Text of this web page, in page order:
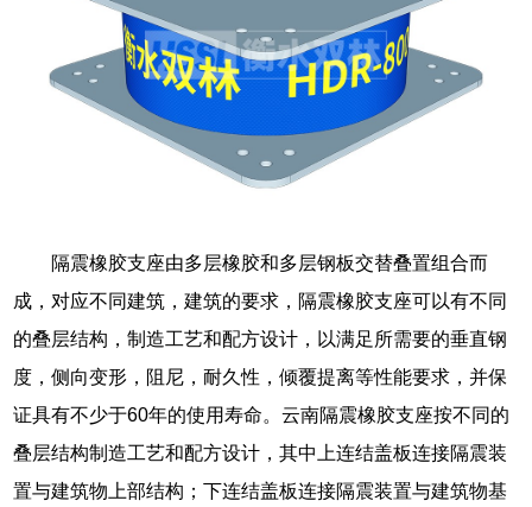
隔震橡胶支座由多层橡胶和多层钢板交替叠置组合而
成，对应不同建筑，建筑的要求，隔震橡胶支座可以有不同
的叠层结构，制造工艺和配方设计，以满足所需要的垂直钢
度，侧向变形，阻尼，耐久性，倾覆提离等性能要求，并保
证具有不少于60年的使用寿命。云南隔震橡胶支座按不同的
叠层结构制造工艺和配方设计，其中上连结盖板连接隔震装
置与建筑物上部结构；下连结盖板连接隔震装置与建筑物基